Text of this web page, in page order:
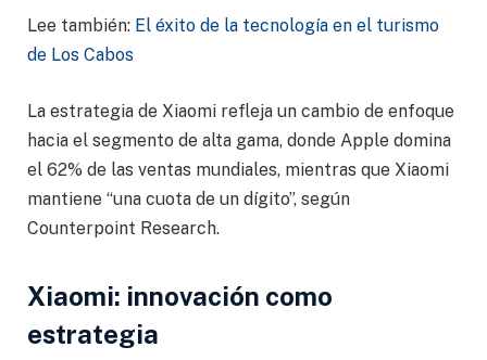
Lee también: El éxito de la tecnología en el turismo
de Los Cabos
La estrategia de Xiaomi refleja un cambio de enfoque
hacia el segmento de alta gama, donde Apple domina
el 62% de las ventas mundiales, mientras que Xiaomi
mantiene “una cuota de un dígito”, según
Counterpoint Research.
Xiaomi: innovación como
estrategia